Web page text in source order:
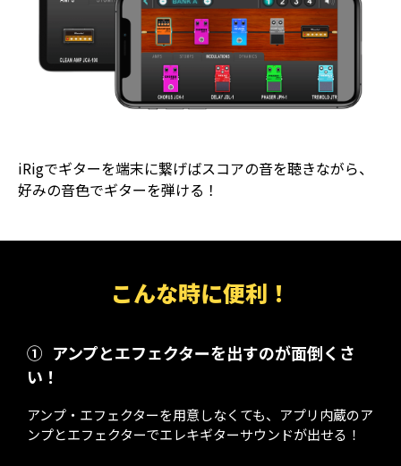
iRigでギターを端末に繋げばスコアの音を聴きながら、
好みの音色でギターを弾ける！
こんな時に便利！
① アンプとエフェクターを出すのが面倒くさ
い！
アンプ・エフェクターを用意しなくても、アプリ内蔵のア
ンプとエフェクターでエレキギターサウンドが出せる！